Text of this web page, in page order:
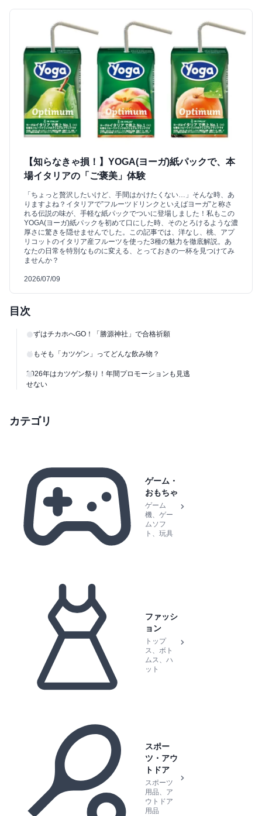
【知らなきゃ損！】YOGA(ヨーガ)紙パックで、本
場イタリアの「ご褒美」体験
「ちょっと贅沢したいけど、手間はかけたくない…」そんな時、あ
りますよね？イタリアで”フルーツドリンクといえばヨーガ”と称さ
れる伝説の味が、手軽な紙パックでついに登場しました！私もこの
YOGA(ヨーガ)紙パックを初めて口にした時、そのとろけるような濃
厚さに驚きを隠せませんでした。この記事では、洋なし、桃、アプ
リコットのイタリア産フルーツを使った3種の魅力を徹底解説。あ
なたの日常を特別なものに変える、とっておきの一杯を見つけてみ
ませんか？
2026/07/09
目次
まずはチカホへGO！「勝源神社」で合格祈願
そもそも「カツゲン」ってどんな飲み物？
2026年はカツゲン祭り！年間プロモーションも見逃
せない
カテゴリ
ゲーム・
おもちゃ
ゲーム
機、ゲー
ムソフ
ト、玩具
ファッシ
ョン
トップ
ス、ボト
ムス、ハ
ット
スポー
ツ・アウ
トドア
スポーツ
用品、ア
ウトドア
用品